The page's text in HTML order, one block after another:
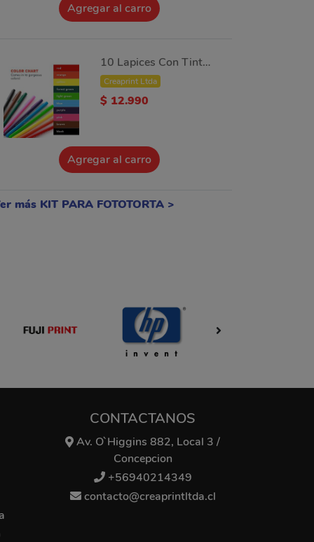
Agregar al carro
10 Lapices Con Tinta Comestible Doble Punta Decorado Tortas
Creaprint Ltda
$ 12.990
Agregar al carro
más KIT PARA FOTOTORTA >
CONTACTANOS
Av. O`Higgins 882, Local 3 /
Concepcion
+56940214349
contacto@creaprintltda.cl